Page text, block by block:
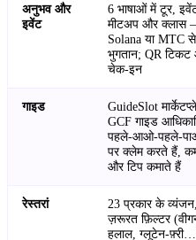
अनुभव और
इवेंट
6 भाषाओं में टूर,
मीटअप और क्लास
Solana या MTC से
भुगतान; QR
चेक-इन
गाइड
GuideSlot
GCF गाइड
पहले-आओ-पहले-
पर क्लेम करते हैं,
और टिप कमाते हैं
रेस्तरां
23 प्रकार के
ज़रूरत फ़िल्टर
हलाल, ग्लूटेन-